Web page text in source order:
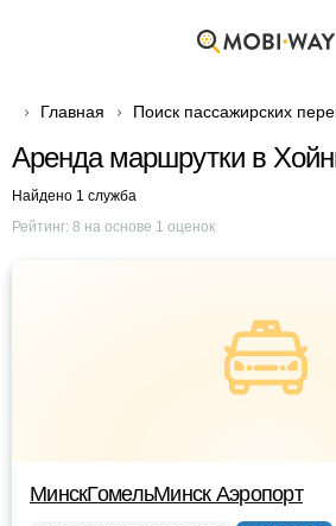
Главная Поиск пассажирских
Аренда маршрутки в
Найдено 1 служба
Рейтинг: 8 на основе 1 оценок
МинскГомельМинск Аэропорт